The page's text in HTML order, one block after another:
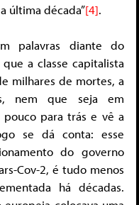
última década”[4].
palavras diante do
a classe capitalista
milhares de mortes, a
nem que seja em
para trás e vê a
se dá conta: esse
do governo
Cov-2, é tudo menos
há décadas.